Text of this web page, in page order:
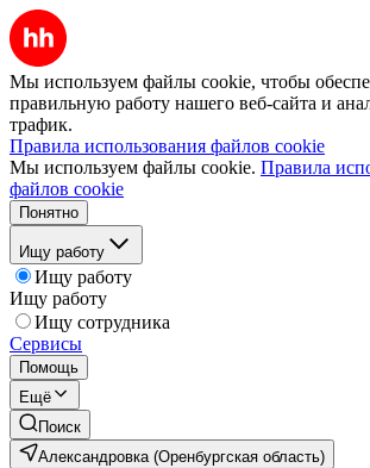
Мы используем файлы cookie, чтобы
правильную работу нашего веб-сайта и
трафик.
Правила использования файлов cookie
Мы используем файлы cookie. Правила
файлов cookie
Понятно
Ищу работу
Ищу работу
Ищу работу
Ищу сотрудника
Сервисы
Помощь
Ещё
Поиск
Александровка (Оренбургская область)